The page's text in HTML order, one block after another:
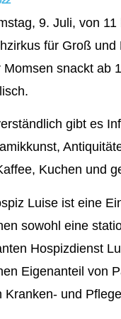
9. Juli, von
für Groß
Momsen snackt ab
gibt es
Kuchen und
Luise ist eine
sowohl eine
Hospizdienst
Eigenanteil von
Kranken- und